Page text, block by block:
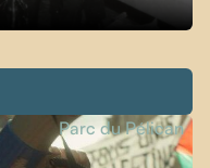
Parc du Pélican